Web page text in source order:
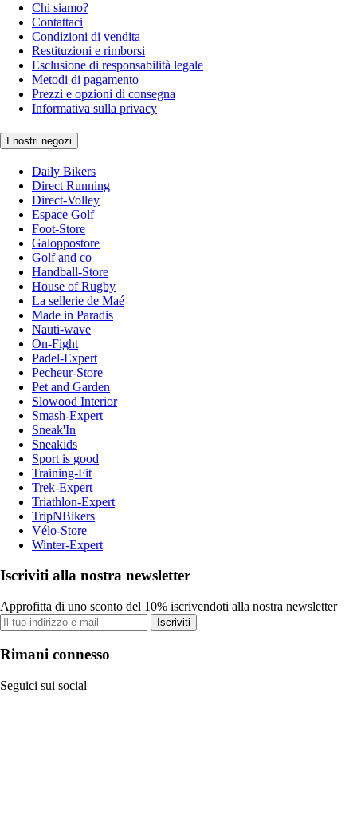
Chi siamo?
Contattaci
Condizioni di vendita
Restituzioni e rimborsi
Esclusione di responsabilità legale
Metodi di pagamento
Prezzi e opzioni di consegna
Informativa sulla privacy
I nostri negozi
Daily Bikers
Direct Running
Direct-Volley
Espace Golf
Foot-Store
Galoppostore
Golf and co
Handball-Store
House of Rugby
La sellerie de Maé
Made in Paradis
Nauti-wave
On-Fight
Padel-Expert
Pecheur-Store
Pet and Garden
Slowood Interior
Smash-Expert
Sneak'In
Sneakids
Sport is good
Training-Fit
Trek-Expert
Triathlon-Expert
TripNBikers
Vélo-Store
Winter-Expert
Iscriviti alla nostra newsletter
Approfitta di uno sconto del 10% iscrivendoti alla nostra newsletter
Iscriviti
Rimani connesso
Seguici sui social